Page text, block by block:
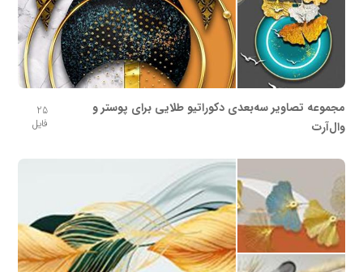
مجموعه تصاویر سه‌بعدی دکوراتیو طلایی برای پوستر و
وال‌آرت
25
فایل